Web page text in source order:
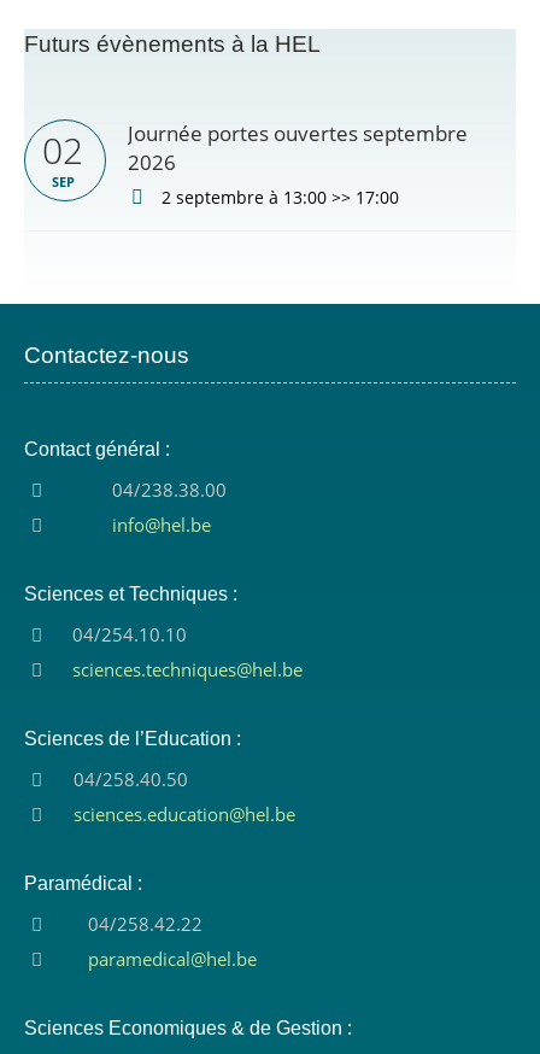
Futurs évènements à la HEL
02
SEP
Journée portes ouvertes septembre
2026
2 septembre à 13:00 >> 17:00
Contactez-nous
Contact général :
04/238.38.00
info@hel.be
Sciences et Techniques :
04/254.10.10
sciences.techniques@hel.be
Sciences de l’Education :
04/258.40.50
sciences.education@hel.be
Paramédical :
04/258.42.22
paramedical@hel.be
Sciences Economiques & de Gestion :